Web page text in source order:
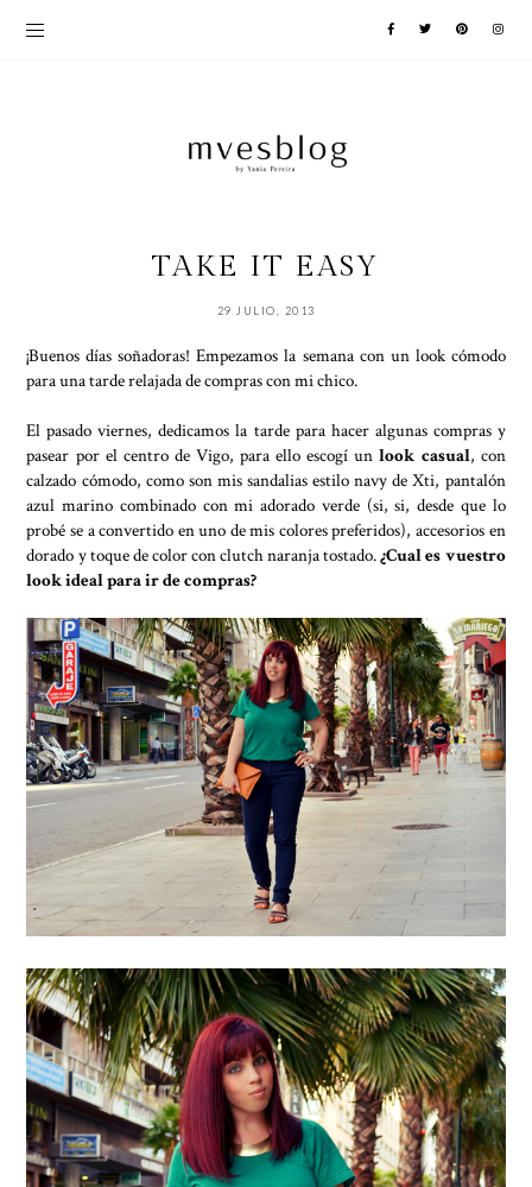
TAKE IT EASY
29 JULIO, 2013
¡Buenos días soñadoras! Empezamos la semana con un look cómodo
para una tarde relajada de compras con mi chico.
El pasado viernes, dedicamos la tarde para hacer algunas compras y
pasear por el centro de Vigo, para ello escogí unlook casual, con
calzado cómodo, como son mis sandalias estilo navy de Xti, pantalón
azul marino combinado con mi adorado verde (si, si, desde que lo
probé se a convertido en uno de mis colores preferidos), accesorios en
dorado y toque de color con clutch naranja tostado.¿Cual es vuestro
look ideal para ir de compras?